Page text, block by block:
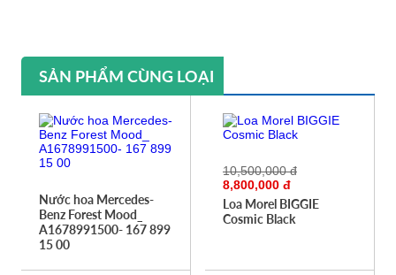
SẢN PHẨM CÙNG LOẠI
Nước hoa Mercedes-
Benz Forest Mood_
A1678991500- 167 899
15 00
10,500,000 đ
8,800,000 đ
Loa Morel BIGGIE
Cosmic Black